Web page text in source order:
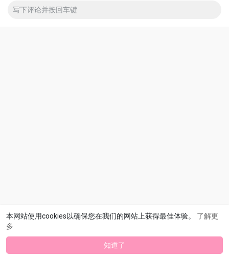
本网站使用cookies以确保您在我们的网站上获得最佳体验。 了解更
多
知道了